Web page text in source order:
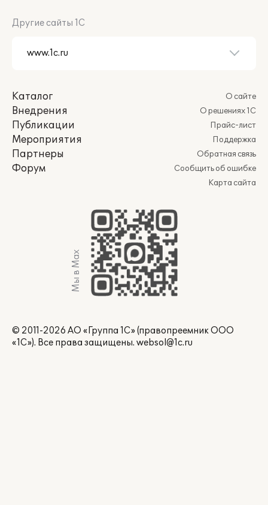
Другие сайты 1С
Каталог
Внедрения
Публикации
Мероприятия
Партнеры
Форум
О сайте
О решениях 1С
Прайс-лист
Поддержка
Обратная связь
Сообщить об ошибке
Карта сайта
Мы в Max
© 2011-2026 АО «Группа 1С» (правопреемник ООО
«1С»). Все права защищены. websol@1c.ru